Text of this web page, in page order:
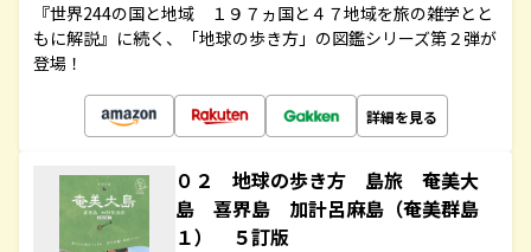
『世界244の国と地域 １９７ヵ国と４７地域を旅の雑学とと
もに解説』に続く、「地球の歩き方」の図鑑シリーズ第２弾が
登場！
詳細を見る
０２ 地球の歩き方 島旅 奄美大
島 喜界島 加計呂麻島（奄美群島
１） ５訂版